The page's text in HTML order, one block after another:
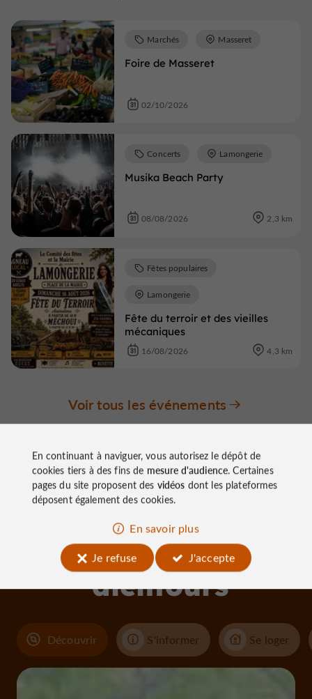
Foire de Masseret
Marchés Masseret
02/10/2026
Musika Beach Party
Concerts Lamongerie
08/08/2026 2,3 km
Fête du terroir et des vieilles
mécaniques
Fêtes populaires
Lamongerie
16/08/2026 4,3 km
Voir tous les événements
À découvrir
aux
alentours
Découvrir S'informer Se loger
En continuant à naviguer, vous autorisez le dépôt de
cookies tiers à des fins de mesure d'audience. Certaines
pages du site proposent des vidéos dont les plateformes
déposent également des cookies.
En savoir plus
Je refuse
J'accepte